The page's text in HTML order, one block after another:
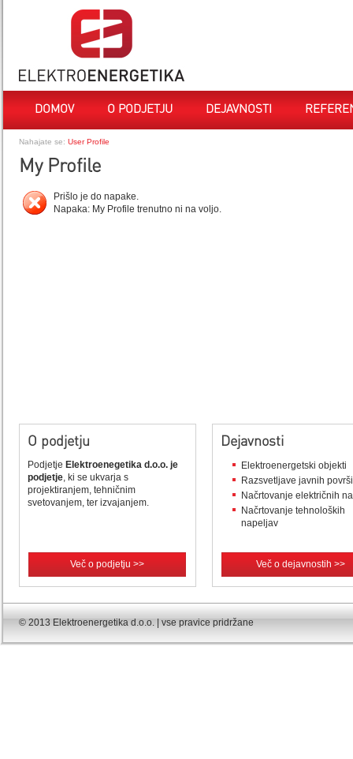
DOMOV O PODJETJU DEJAVNOSTI
Nahajate se: User Profile
My Profile
Prišlo je do napake.
Napaka: My Profile trenutno ni na voljo.
O podjetju
Podjetje Elektroenegetika d.o.o. je
podjetje, ki se ukvarja s
projektiranjem, tehničnim
svetovanjem, ter izvajanjem.
Več o podjetju >>
Dejavnosti
Elektroenergetski objekti
Razsvetljave javnih
Načrtovanje električnih
Načrtovanje tehnoloških
napeljav
Več o dejavnostih >>
© 2013 Elektroenergetika d.o.o. | vse pravice pridržane